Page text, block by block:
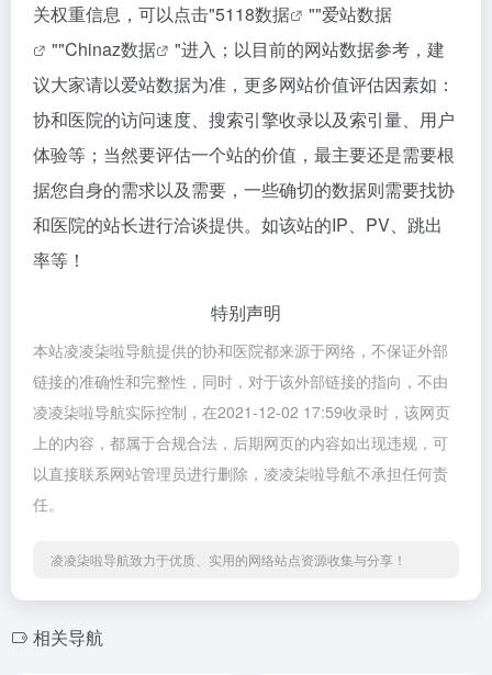
关权重信息，可以点击"5118数据 ""爱站数据
""Chinaz数据
"进入；以目前的网站数据参考，建
议大家请以爱站数据为准，更多网站价值评估因素如：
协和医院的访问速度、搜索引擎收录以及索引量、用户
体验等；当然要评估一个站的价值，最主要还是需要根
据您自身的需求以及需要，一些确切的数据则需要找协
和医院的站长进行洽谈提供。如该站的IP、PV、跳出
率等！
特别声明
本站凌凌柒啦导航提供的协和医院都来源于网络，不保证外部
链接的准确性和完整性，同时，对于该外部链接的指向，不由
凌凌柒啦导航实际控制，在2021-12-02 17:59收录时，该网页
上的内容，都属于合规合法，后期网页的内容如出现违规，可
以直接联系网站管理员进行删除，凌凌柒啦导航不承担任何责
任。
凌凌柒啦导航致力于优质、实用的网络站点资源收集与分享！
相关导航